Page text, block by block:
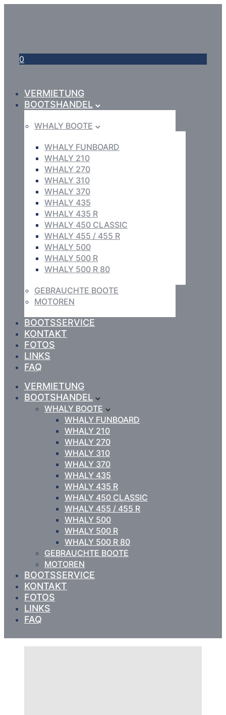
0
VERMIETUNG
BOOTSHANDEL
WHALY BOOTE
WHALY FUNBOARD
WHALY 210
WHALY 270
WHALY 310
WHALY 370
WHALY 435
WHALY 435 R
WHALY 450 CLASSIC
WHALY 455 / 455 R
WHALY 500
WHALY 500 R
WHALY 500 R 80
GEBRAUCHTE BOOTE
MOTOREN
BOOTSSERVICE
KONTAKT
FOTOS
LINKS
FAQ
VERMIETUNG
BOOTSHANDEL
WHALY BOOTE
WHALY FUNBOARD
WHALY 210
WHALY 270
WHALY 310
WHALY 370
WHALY 435
WHALY 435 R
WHALY 450 CLASSIC
WHALY 455 / 455 R
WHALY 500
WHALY 500 R
WHALY 500 R 80
GEBRAUCHTE BOOTE
MOTOREN
BOOTSSERVICE
KONTAKT
FOTOS
LINKS
FAQ